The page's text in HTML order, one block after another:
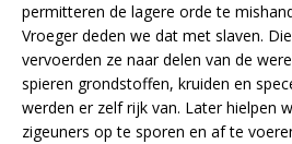
permitteren de lagere orde te
Vroeger deden we dat met slaven.
vervoerden ze naar delen van de
spieren grondstoffen, kruiden en
werden er zelf rijk van. Later hielpen
zigeuners op te sporen en af te